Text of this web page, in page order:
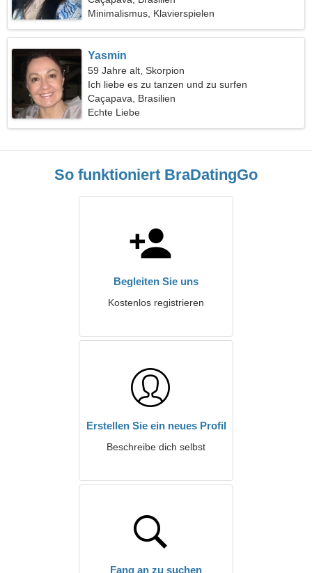
Minimalismus, Klavierspielen
Yasmin
59 Jahre alt, Skorpion
Ich liebe es zu tanzen und zu surfen
Caçapava, Brasilien
Echte Liebe
So funktioniert BraDatingGo
Begleiten Sie uns
Kostenlos registrieren
Erstellen Sie ein neues Profil
Beschreibe dich selbst
Fang an zu suchen